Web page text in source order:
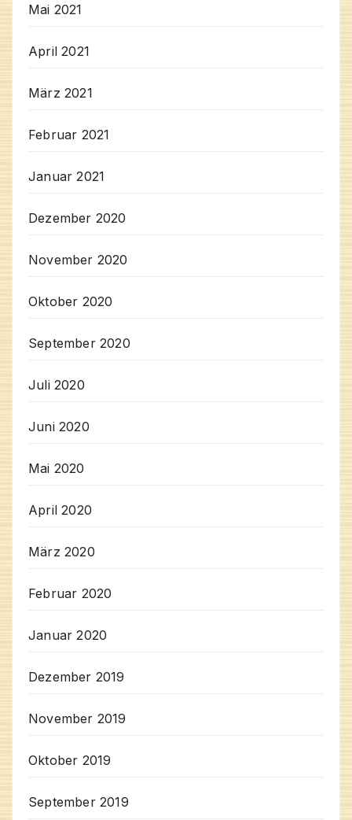
Mai 2021
April 2021
März 2021
Februar 2021
Januar 2021
Dezember 2020
November 2020
Oktober 2020
September 2020
Juli 2020
Juni 2020
Mai 2020
April 2020
März 2020
Februar 2020
Januar 2020
Dezember 2019
November 2019
Oktober 2019
September 2019